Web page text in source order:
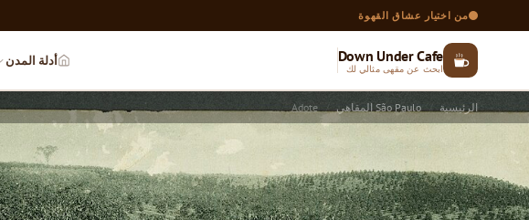
من اختيار عشاق القهوة
Down Under Cafe
ابحث عن مقهى مثالي لك أدلة المدن
الرئيسية São Paulo المقاهي Adote